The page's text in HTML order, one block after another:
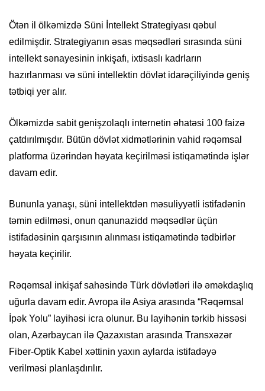
Ötən il ölkəmizdə Süni İntellekt Strategiyası qəbul
edilmişdir. Strategiyanın əsas məqsədləri sırasında süni
intellekt sənayesinin inkişafı, ixtisaslı kadrların
hazırlanması və süni intellektin dövlət idarəçiliyində geniş
tətbiqi yer alır.
Ölkəmizdə sabit genişzolaqlı internetin əhatəsi 100 faizə
çatdırılmışdır. Bütün dövlət xidmətlərinin vahid rəqəmsal
platforma üzərindən həyata keçirilməsi istiqamətində işlər
davam edir.
Bununla yanaşı, süni intellektdən məsuliyyətli istifadənin
təmin edilməsi, onun qanunazidd məqsədlər üçün
istifadəsinin qarşısının alınması istiqamətində tədbirlər
həyata keçirilir.
Rəqəmsal inkişaf sahəsində Türk dövlətləri ilə əməkdaşlıq
uğurla davam edir. Avropa ilə Asiya arasında “Rəqəmsal
İpək Yolu” layihəsi icra olunur. Bu layihənin tərkib hissəsi
olan, Azərbaycan ilə Qazaxıstan arasında Transxəzər
Fiber-Optik Kabel xəttinin yaxın aylarda istifadəyə
verilməsi planlaşdırılır.